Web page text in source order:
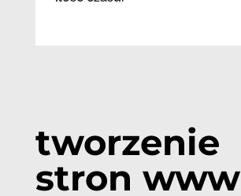
tworzenie
stron www